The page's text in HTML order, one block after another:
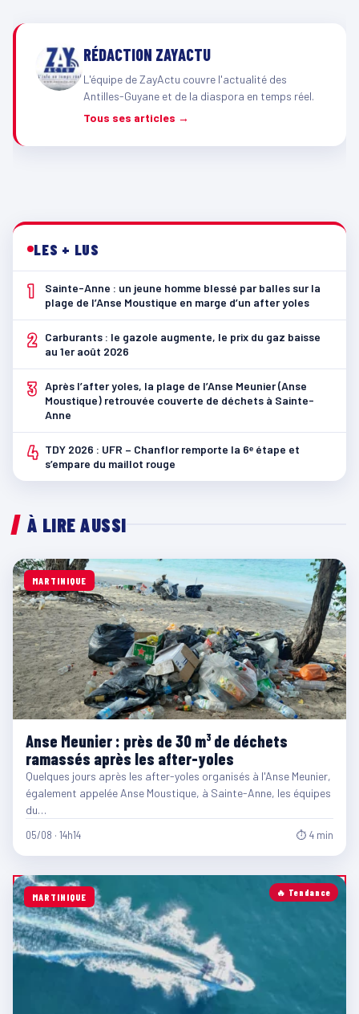
RÉDACTION ZAYACTU
L'équipe de ZayActu couvre l'actualité des
Antilles-Guyane et de la diaspora en temps réel.
Tous ses articles →
LES + LUS
1
Sainte-Anne : un jeune homme blessé par balles sur la
plage de l’Anse Moustique en marge d’un after yoles
2
Carburants : le gazole augmente, le prix du gaz baisse
au 1er août 2026
3 Après l’after yoles, la plage de l’Anse Meunier (Anse
Moustique) retrouvée couverte de déchets à Sainte-
Anne
4 TDY 2026 : UFR – Chanflor remporte la 6ᵉ étape et
s’empare du maillot rouge
À LIRE AUSSI
MARTINIQUE
Anse Meunier : près de 30 m³ de déchets
ramassés après les after-yoles
Quelques jours après les after-yoles organisés à l'Anse Meunier,
également appelée Anse Moustique, à Sainte-Anne, les équipes
du…
05/08 · 14h14 ⏱ 4 min
🔥 Tendance
MARTINIQUE